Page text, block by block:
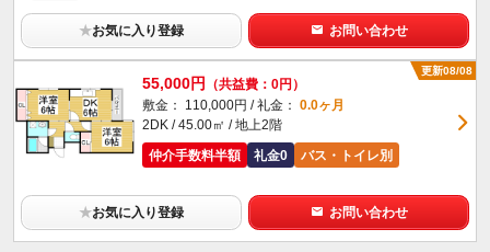
★お気に入り登録 お問い合わせ
更新08/08
55,000円
（共益費：0円）
敷金： 110,000円 / 礼金： 0.0ヶ月
2DK / 45.00㎡ / 地上2階
仲介手数料半額
礼金0 バス・トイレ別
★お気に入り登録 お問い合わせ